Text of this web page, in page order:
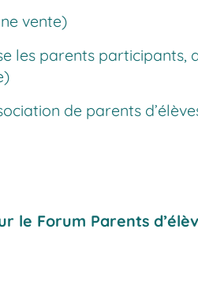
vente)
les parents participants,
de parents
le Forum Parents